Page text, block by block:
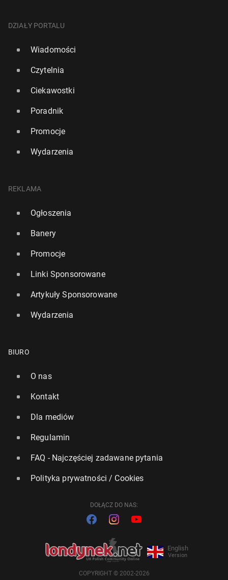
DZIAŁY PORTALU
Wiadomości
Czytelnia
Ciekawostki
Poradnik
Promocje
Wydarzenia
REKLAMA
Ogłoszenia
Banery
Promocje
Linki Sponsorowane
Artykuły Sponsorowane
Wydarzenia
BIURO
O nas
Kontakt
Dla mediów
Regulamin
FAQ - Najczęściej zadawane pytania
Polityka prywatności / Cookies
DOŁĄCZ DO NAS:
English
Version
COPYRIGHT © 2002-2026